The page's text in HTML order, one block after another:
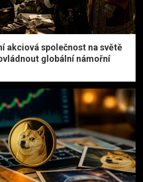
akciová společnost na světě
globální námořní